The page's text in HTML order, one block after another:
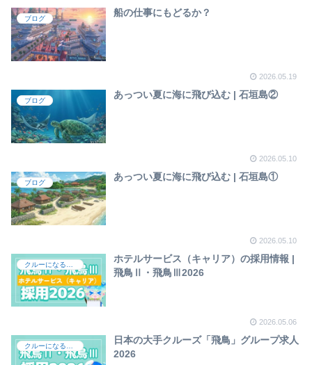
ブログ
船の仕事にもどるか？
2026.05.19
ブログ
あっつい夏に海に飛び込む | 石垣島②
2026.05.10
ブログ
あっつい夏に海に飛び込む | 石垣島①
2026.05.10
ホテルサービス（キャリア）の採用情報 |
飛鳥Ⅱ・飛鳥Ⅲ2026
2026.05.06
クルーになるには
日本の大手クルーズ「飛鳥」グループ求人
2026